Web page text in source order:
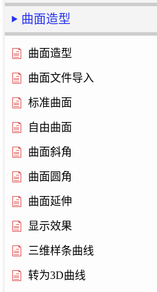
曲面造型
曲面造型
曲面文件导入
标准曲面
自由曲面
曲面斜角
曲面圆角
曲面延伸
显示效果
三维样条曲线
转为3D曲线